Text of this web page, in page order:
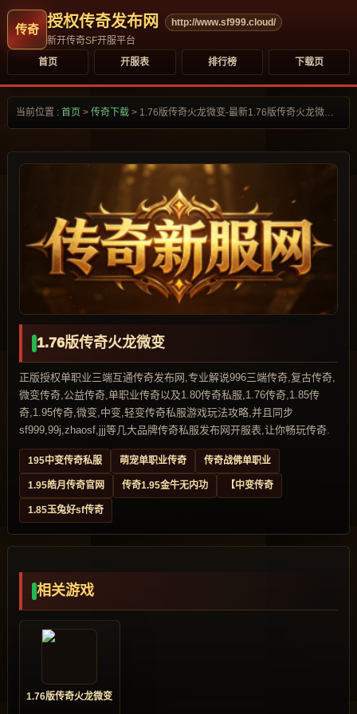
授权传奇发布网
http://www.sf999.cloud/
新开传奇SF开服平台
首页
开服表 排行榜 下载页
当前位置 : 首页 > 传奇下载 > 1.76版传奇火龙微变-最新1.76版传奇火龙微变合集大全-
1.76版传奇火龙微变
正版授权单职业三端互通传奇发布网,专业解说996三端传奇,复古传奇,
微变传奇,公益传奇,单职业传奇以及1.80传奇私服,1.76传奇,1.85传
奇,1.95传奇,微变,中变,轻变传奇私服游戏玩法攻略,并且同步
sf999,99j,zhaosf,jjj等几大品牌传奇私服发布网开服表,让你畅玩传奇.
195中变传奇私服 萌宠单职业传奇 传奇战佛单职业
1.95皓月传奇官网 传奇1.95金牛无内功 【中变传奇
1.85玉兔好sf传奇
相关游戏
1.76版传奇火龙微变